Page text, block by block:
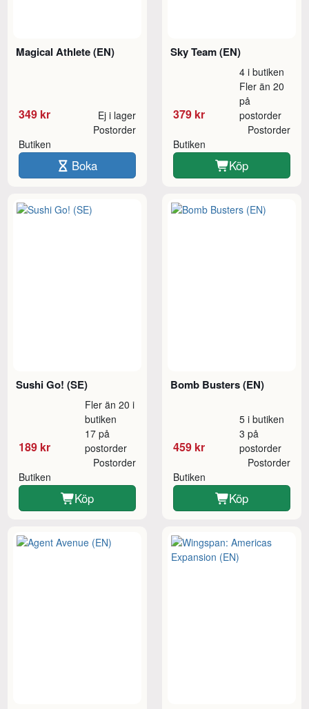
Magical Athlete (EN)
349 kr Ej i lager
Butiken
Postorder
Boka
Sky Team (EN)
379 kr
4 i butiken
Fler än 20
på
postorder
Butiken
Postorder
Köp
Sushi Go! (SE)
189 kr
Fler än 20 i
butiken
17 på
postorder
Butiken
Postorder
Köp
Bomb Busters (EN)
459 kr
5 i butiken
3 på
postorder
Butiken
Postorder
Köp